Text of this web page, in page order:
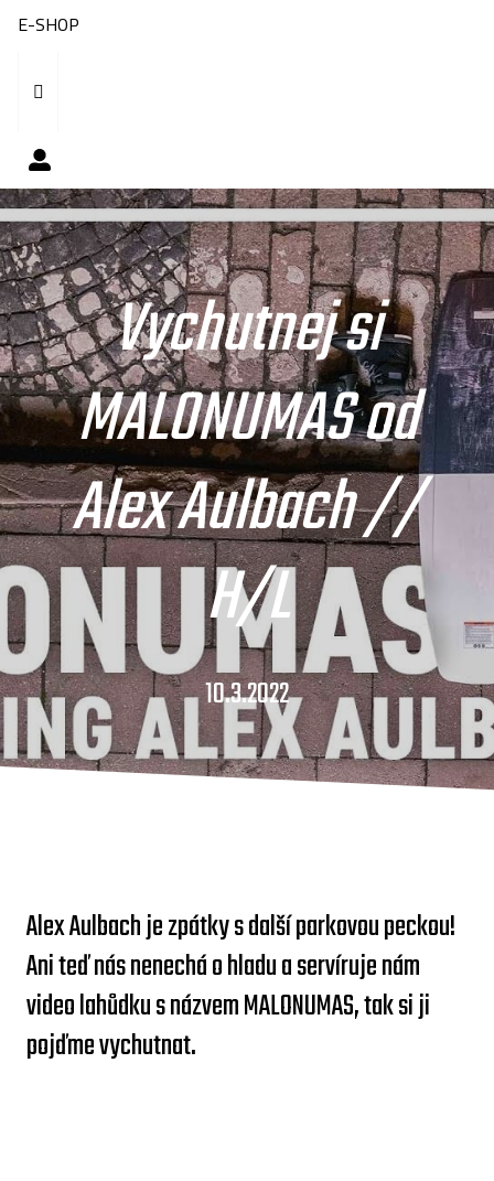
E-SHOP
Vychutnej si
MALONUMAS od
Alex Aulbach //
H/L
10.3.2022
Alex Aulbach je zpátky s další parkovou peckou!
Ani teď nás nenechá o hladu a servíruje nám
video lahůdku s názvem MALONUMAS, tak si ji
pojďme vychutnat.